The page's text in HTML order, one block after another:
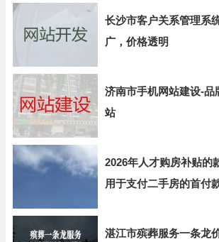
长沙市客户关系管理系
广，价格透明
济南市手机网站建设-品
站
2026年人才购房补贴的
用于支付二手房的首付
湛江市殡葬服务一条龙